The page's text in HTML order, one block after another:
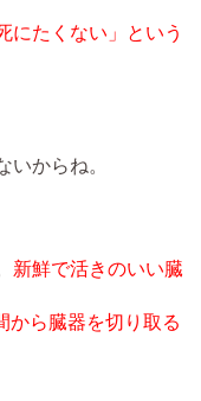
にたくない」という
いからね。
新鮮で活きのいい臓
から臓器を切り取る